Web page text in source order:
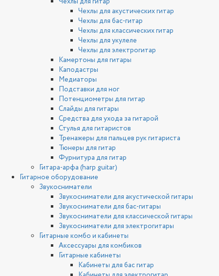
Чехлы для акустических гитар
Чехлы для бас-гитар
Чехлы для классических гитар
Чехлы для укулеле
Чехлы для электрогитар
Камертоны для гитары
Каподастры
Медиаторы
Подставки для ног
Потенциометры для гитар
Слайды для гитары
Средства для ухода за гитарой
Стулья для гитаристов
Тренажеры для пальцев рук гитариста
Тюнеры для гитар
Фурнитура для гитар
Гитара-арфа (harp guitar)
Гитарное оборудование
Звукосниматели
Звукосниматели для акустической гитары
Звукосниматели для бас-гитары
Звукосниматели для классической гитары
Звукосниматели для электрогитары
Гитарные комбо и кабинеты
Аксессуары для комбиков
Гитарные кабинеты
Кабинеты для бас гитар